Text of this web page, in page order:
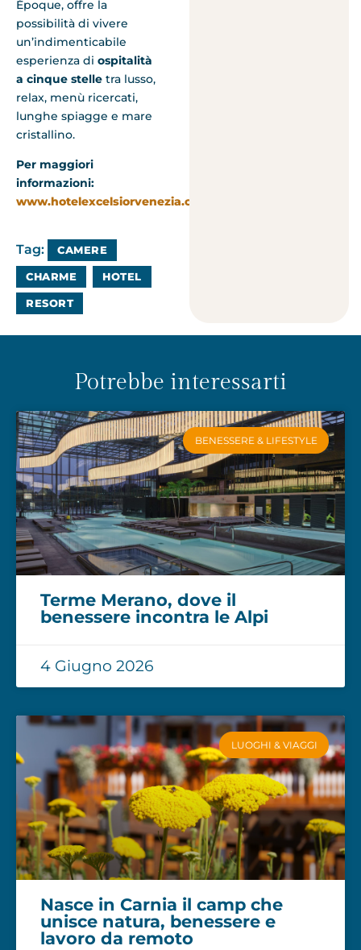
Époque, offre la
possibilità di vivere
un’indimenticabile
esperienza di ospitalità
a cinque stelle tra lusso,
relax, menù ricercati,
lunghe spiagge e mare
cristallino.
Per maggiori
informazioni:
www.hotelexcelsiorvenezia.com
Tag: CAMERE
CHARME HOTEL
RESORT
Potrebbe interessarti
BENESSERE & LIFESTYLE
Terme Merano, dove il
benessere incontra le Alpi
4 Giugno 2026
LUOGHI & VIAGGI
Nasce in Carnia il camp che
unisce natura, benessere e
lavoro da remoto